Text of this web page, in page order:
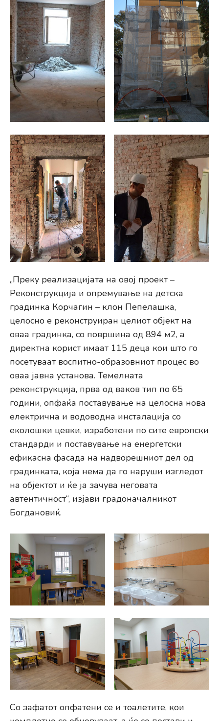
„Преку реализацијата на овој проект –
Реконструкција и опремување на детска
градинка Корчагин – клон Пепелашка,
целосно е реконструиран целиот објект на
оваа градинка, со површина од 894 м2, а
директна корист имаат 115 деца кои што го
посетуваат воспитно-образовниот процес во
оваа јавна установа. Темелната
реконструкција, прва од ваков тип по 65
години, опфаќа поставување на целосна нова
електрична и водоводна инсталација со
еколошки цевки, изработени по сите европски
стандарди и поставување на енергетски
ефикасна фасада на надворешниот дел од
градинката, која нема да го наруши изгледот
на објектот и ќе ја зачува неговата
автентичност“, изјави градоначалникот
Богдановиќ.
Со зафатот опфатени се и тоалетите, кои